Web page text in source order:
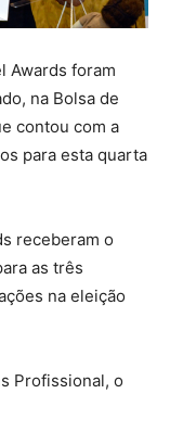
Awards foram
na Bolsa de
contou com a
para esta quarta
receberam o
as três
na eleição
Profissional, o